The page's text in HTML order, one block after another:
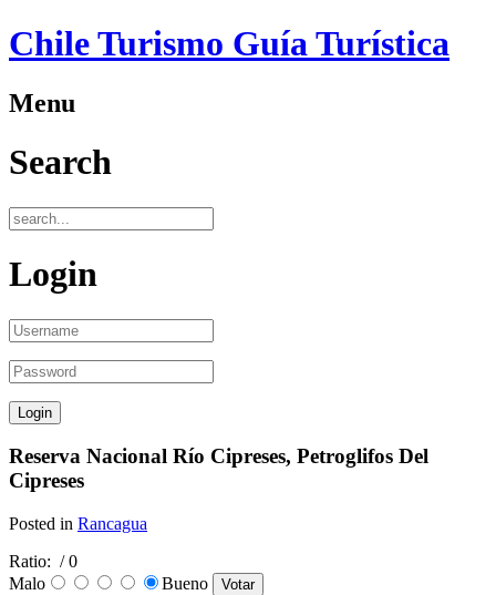
Chile Turismo Guía Turística
Menu
Search
Login
Reserva Nacional Río Cipreses, Petroglifos Del
Cipreses
Posted in Rancagua
Ratio: / 0
Malo
Bueno